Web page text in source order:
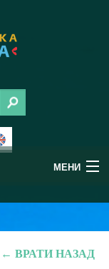
МЕНИ
← ВРАТИ НАЗАД